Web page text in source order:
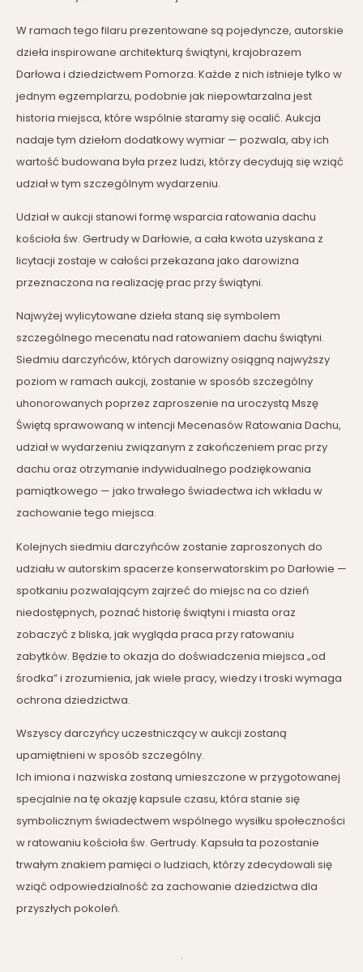
W ramach tego filaru prezentowane są pojedyncze, autorskie
dzieła inspirowane architekturą świątyni, krajobrazem
Darłowa i dziedzictwem Pomorza. Każde z nich istnieje tylko w
jednym egzemplarzu, podobnie jak niepowtarzalna jest
historia miejsca, które wspólnie staramy się ocalić. Aukcja
nadaje tym dziełom dodatkowy wymiar — pozwala, aby ich
wartość budowana była przez ludzi, którzy decydują się wziąć
udział w tym szczególnym wydarzeniu.
Udział w aukcji stanowi formę wsparcia ratowania dachu
kościoła św. Gertrudy w Darłowie, a cała kwota uzyskana z
licytacji zostaje w całości przekazana jako darowizna
przeznaczona na realizację prac przy świątyni.
Najwyżej wylicytowane dzieła staną się symbolem
szczególnego mecenatu nad ratowaniem dachu świątyni.
Siedmiu darczyńców, których darowizny osiągną najwyższy
poziom w ramach aukcji, zostanie w sposób szczególny
uhonorowanych poprzez zaproszenie na uroczystą Mszę
Świętą sprawowaną w intencji Mecenasów Ratowania Dachu,
udział w wydarzeniu związanym z zakończeniem prac przy
dachu oraz otrzymanie indywidualnego podziękowania
pamiątkowego — jako trwałego świadectwa ich wkładu w
zachowanie tego miejsca.
Kolejnych siedmiu darczyńców zostanie zaproszonych do
udziału w autorskim spacerze konserwatorskim po Darłowie —
spotkaniu pozwalającym zajrzeć do miejsc na co dzień
niedostępnych, poznać historię świątyni i miasta oraz
zobaczyć z bliska, jak wygląda praca przy ratowaniu
zabytków. Będzie to okazja do doświadczenia miejsca „od
środka” i zrozumienia, jak wiele pracy, wiedzy i troski wymaga
ochrona dziedzictwa.
Wszyscy darczyńcy uczestniczący w aukcji zostaną
upamiętnieni w sposób szczególny.
Ich imiona i nazwiska zostaną umieszczone w przygotowanej
specjalnie na tę okazję kapsule czasu, która stanie się
symbolicznym świadectwem wspólnego wysiłku społeczności
w ratowaniu kościoła św. Gertrudy. Kapsuła ta pozostanie
trwałym znakiem pamięci o ludziach, którzy zdecydowali się
wziąć odpowiedzialność za zachowanie dziedzictwa dla
przyszłych pokoleń.